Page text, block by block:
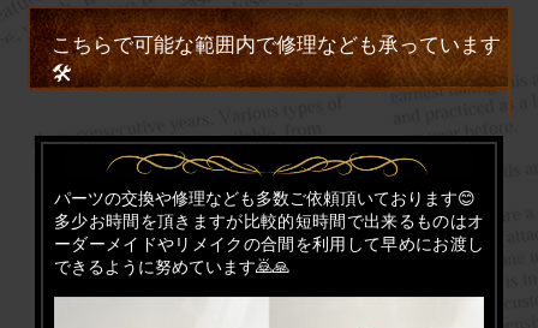
こちらで可能な範囲内で修理なども承っています
🛠️
パーツの交換や修理なども多数ご依頼頂いております😊
多少お時間を頂きますが比較的短時間で出来るものはオ
ーダーメイドやリメイクの合間を利用して早めにお渡し
できるように努めています🙇🙏